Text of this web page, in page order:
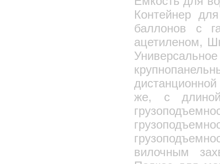
Контейнер
баллонов с
ацетиленом,
же, с
вилочным